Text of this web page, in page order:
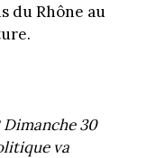
du Rhône au
30
va